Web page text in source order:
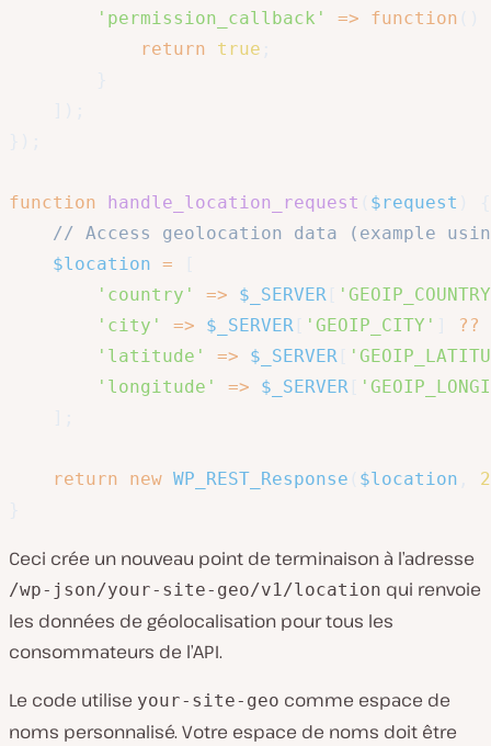
'permission_callback'
=> function
return
true
function handle_location_request $request
// Access geolocation data (example
$location =
'country'
=> $_SERVER
'city'
=> $_SERVER 'GEOIP_CITY'
??
'latitude'
=> $_SERVER
'longitude'
=> $_SERVER
return new WP_REST_Response $location
Ceci crée un nouveau point de terminaison à l’adresse
/wp-json/your-site-geo/v1/location qui renvoie
les données de géolocalisation pour tous les
consommateurs de l’API.
Le code utilise your-site-geo comme espace de
noms personnalisé. Votre espace de noms doit être